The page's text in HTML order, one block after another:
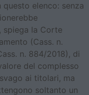
elenco: senza
spiega la Corte
(Cass. n.
n. 884/2018), di
del complesso
ai titolari, ma
soltanto un